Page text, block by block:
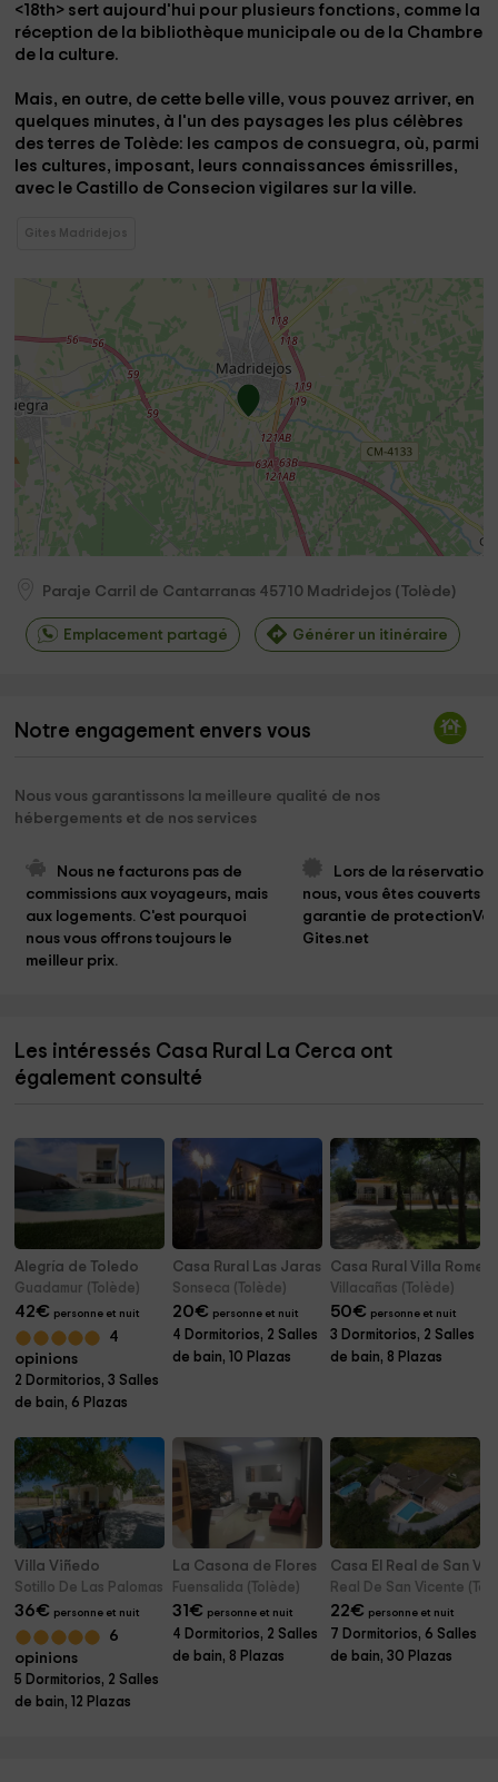
<18th> sert aujourd'hui pour plusieurs fonctions, comme la
réception de la bibliothèque municipale ou de la Chambre
de la culture.
Mais, en outre, de cette belle ville, vous pouvez arriver, en
quelques minutes, à l'un des paysages les plus célèbres
des terres de Tolède: les campos de consuegra, où, parmi
les cultures, imposant, leurs connaissances émissrilles,
avec le Castillo de Consecion vigilares sur la ville.
Gites Madridejos
Paraje Carril de Cantarranas 45710 Madridejos ( Tolède)
Emplacement partagé Générer un itinéraire
Notre engagement envers vous
Nous vous garantissons la meilleure qualité de nos
hébergements et de nos services
Nous ne facturons pas de
commissions aux voyageurs, mais
aux logements. C'est pourquoi
nous vous offrons toujours le
meilleur prix.
Lors de la
nous, vous êtes couverts
garantie de
Gites.net
Les intéressés Casa Rural La Cerca ont
également consulté
Alegría de Toledo
Guadamur (Tolède)
42€ personne et nuit
4
opinions
2 Dormitorios, 3 Salles
de bain, 6 Plazas
Casa Rural Las Jaras
Sonseca (Tolède)
20€ personne et nuit
4 Dormitorios, 2 Salles
de bain, 10 Plazas
Casa Rural Villa
Villacañas (Tolède)
50€ personne et nuit
3 Dormitorios, 2 Salles
de bain, 8 Plazas
Villa Viñedo
Sotillo De Las Palomas (Tolède)
36€ personne et nuit
6
opinions
5 Dormitorios, 2 Salles
de bain, 12 Plazas
La Casona de Flores
Fuensalida (Tolède)
31€ personne et nuit
4 Dormitorios, 2 Salles
de bain, 8 Plazas
Casa El Real de San
Real De San Vicente
22€ personne et nuit
7 Dormitorios, 6 Salles
de bain, 30 Plazas